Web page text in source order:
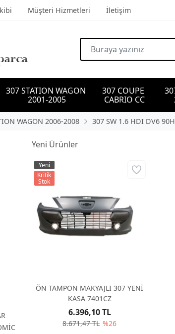
Müşteri Hizmetleri İletişim
307 STATION WAGON
2001-2005
307 COUPE
CABRIO CC
WAGON 2006-2008 307 SW 1.6 HDI DV6
Yeni Ürünler
ÖN TAMPON MAKYAJLI 307 YENİ
KASA 7401CZ
8.671,47 TL %26
6.396,10 TL
Yeni
Kritik
Stok